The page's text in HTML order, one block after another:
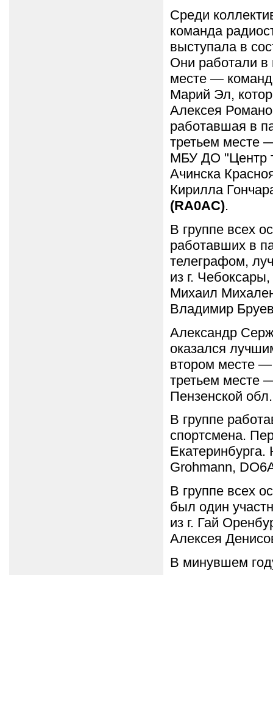
Среди
команда
выступала в
Они работали
месте —
Марий Эл,
Алексея
работавшая в
третьем месте
МБУ ДО "Центр
Ачинска
Кирилла
(RA0AC).
В группе всех
работавших в
телеграфом,
из г.
Михаил
Владимир
Александр
оказался
втором месте
третьем месте
Пензенской обл.
В группе
спортсмена.
Grohmann,
В группе всех
был один
из г. Гай
Алексея
В минувшем